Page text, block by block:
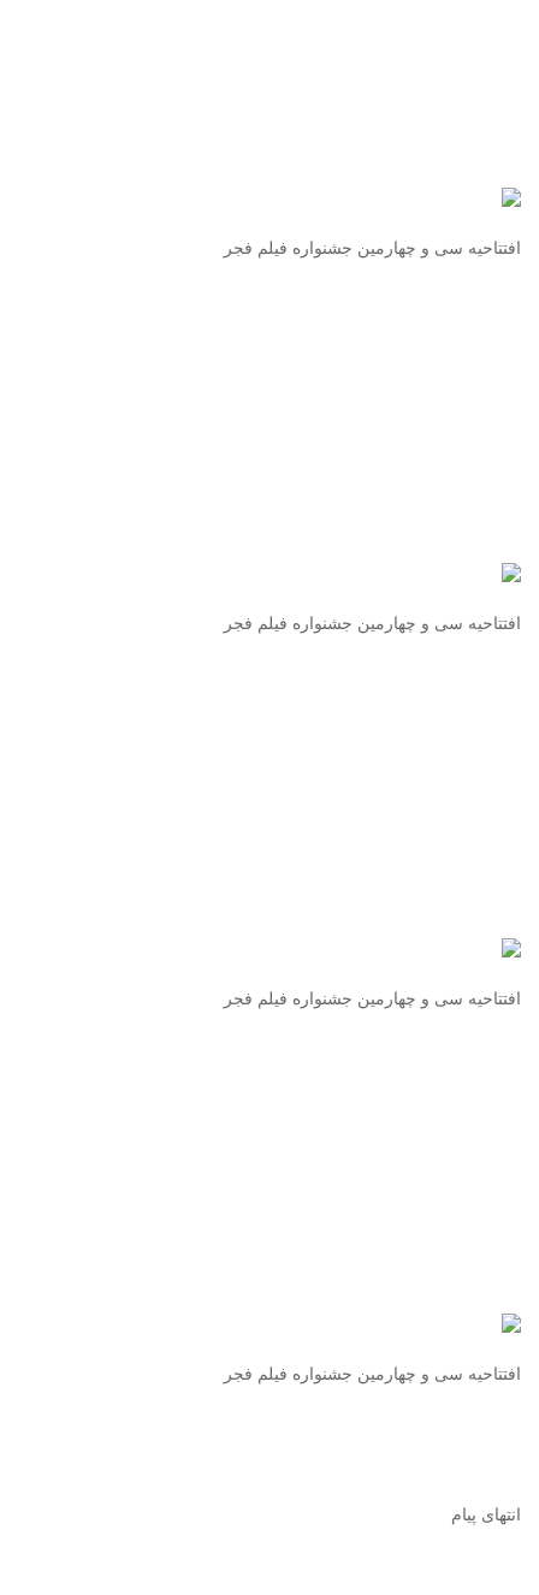
افتتاحیه سی و چهارمین جشنواره فیلم فجر
افتتاحیه سی و چهارمین جشنواره فیلم فجر
افتتاحیه سی و چهارمین جشنواره فیلم فجر
افتتاحیه سی و چهارمین جشنواره فیلم فجر
انتهای پیام